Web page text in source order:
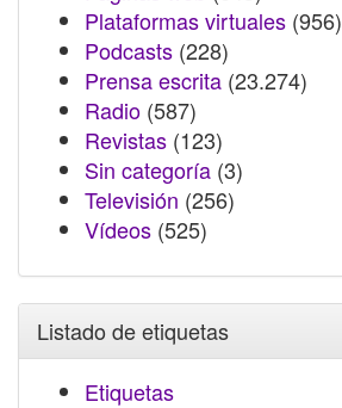
Plataformas virtuales (956)
Podcasts (228)
Prensa escrita (23.274)
Radio (587)
Revistas (123)
Sin categoría (3)
Televisión (256)
Vídeos (525)
Listado de etiquetas
Etiquetas